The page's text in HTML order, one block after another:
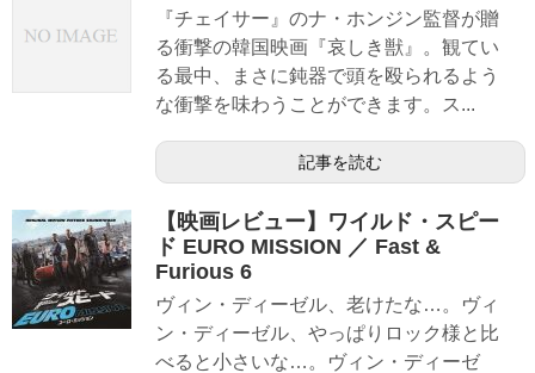
『チェイサー』のナ・ホンジン監督が贈
る衝撃の韓国映画『哀しき獣』。観てい
る最中、まさに鈍器で頭を殴られるよう
な衝撃を味わうことができます。ス...
記事を読む
【映画レビュー】ワイルド・スピー
ド EURO MISSION ／ Fast &
Furious 6
ヴィン・ディーゼル、老けたな…。ヴィ
ン・ディーゼル、やっぱりロック様と比
べると小さいな…。ヴィン・ディーゼ